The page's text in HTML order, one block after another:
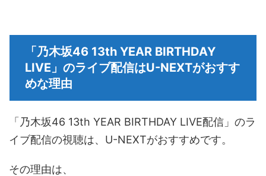
「乃木坂46 13th YEAR BIRTHDAY
LIVE」のライブ配信はU-NEXTがおすす
めな理由
「乃木坂46 13th YEAR BIRTHDAY LIVE配信」のラ
イブ配信の視聴は、U-NEXTがおすすめです。
その理由は、